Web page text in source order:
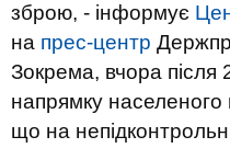
зброю, - інформує
на прес-центр
Зокрема, вчора після
напрямку населеного
що на